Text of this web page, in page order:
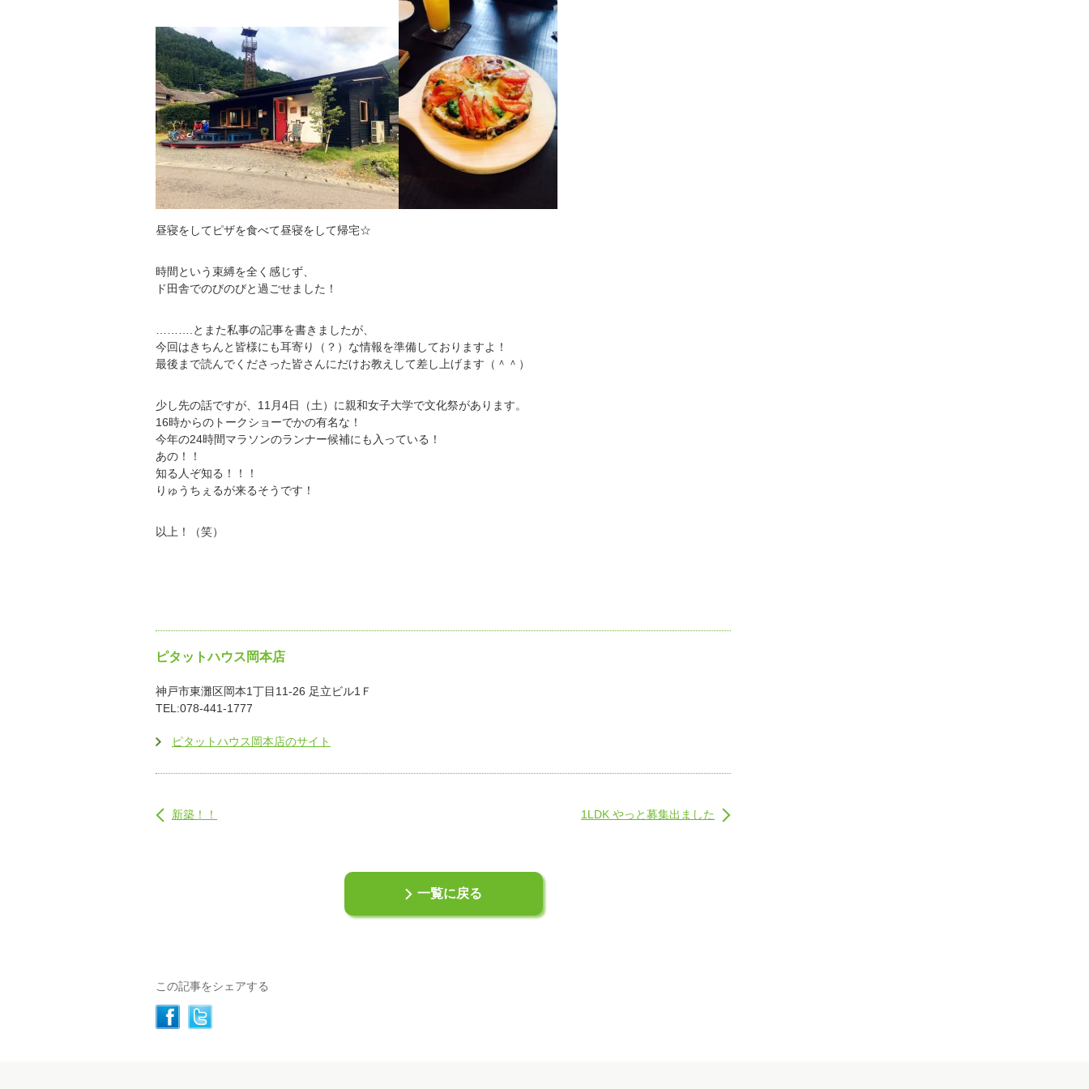
昼寝をしてピザを食べて昼寝をして帰宅☆
時間という束縛を全く感じず、
ド田舎でのびのびと過ごせました！
……….とまた私事の記事を書きましたが、
今回はきちんと皆様にも耳寄り（？）な情報を準備しておりますよ！
最後まで読んでくださった皆さんにだけお教えして差し上げます（＾＾）
少し先の話ですが、11月4日（土）に親和女子大学で文化祭があります。
16時からのトークショーでかの有名な！
今年の24時間マラソンのランナー候補にも入っている！
あの！！
知る人ぞ知る！！！
りゅうちぇるが来るそうです！
以上！（笑）
ピタットハウス岡本店
神戸市東灘区岡本1丁目11-26 足立ビル1Ｆ
TEL:078-441-1777
ピタットハウス岡本店のサイト
新築！！ 1LDK やっと募集出ました
一覧に戻る
この記事をシェアする